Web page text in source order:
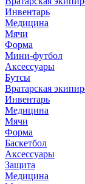
Инвентарь
Медицина
Мячи
Форма
Мини-футбол
Аксессуары
Бутсы
Вратарская
Инвентарь
Медицина
Мячи
Форма
Баскетбол
Аксессуары
Защита
Медицина